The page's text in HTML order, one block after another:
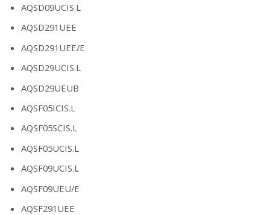
AQSD09UCIS.L
AQSD291UEE
AQSD291UEE/E
AQSD29UCIS.L
AQSD29UEUB
AQSF05ICIS.L
AQSF05SCIS.L
AQSF05UCIS.L
AQSF09UCIS.L
AQSF09UEU/E
AQSF291UEE